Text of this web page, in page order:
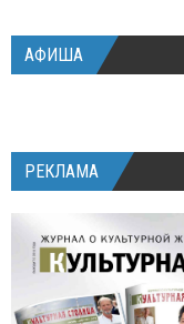
АФИША
РЕКЛАМА